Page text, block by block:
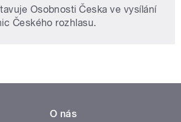
Osobnosti Česka ve vysílání
Českého rozhlasu.
O nás